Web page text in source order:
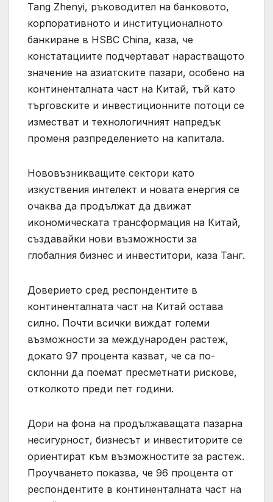
Tang Zhenyi, ръководител на банковото,
корпоративното и институционалното
банкиране в HSBC China, каза, че
констатациите подчертават нарастващото
значение на азиатските пазари, особено на
континенталната част на Китай, тъй като
търговските и инвестиционните потоци се
изместват и технологичният напредък
променя разпределението на капитала.
Нововъзникващите сектори като
изкуствения интелект и новата енергия се
очаква да продължат да движат
икономическата трансформация на Китай,
създавайки нови възможности за
глобалния бизнес и инвеститори, каза Танг.
Доверието сред респондентите в
континенталната част на Китай остава
силно. Почти всички виждат големи
възможности за международен растеж,
докато 97 процента казват, че са по-
склонни да поемат пресметнати рискове,
отколкото преди пет години.
Дори на фона на продължаващата пазарна
несигурност, бизнесът и инвеститорите се
ориентират към възможностите за растеж.
Проучването показва, че 96 процента от
респондентите в континенталната част на